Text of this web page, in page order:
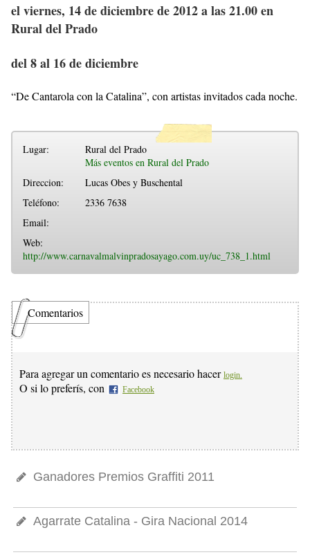
el viernes, 14 de diciembre de 2012 a las 21.00 en
Rural del Prado
del 8 al 16 de diciembre
“De Cantarola con la Catalina”, con artistas invitados cada noche.
Lugar:
Rural del Prado
Más eventos en Rural del Prado
Direccion:
Lucas Obes y Buschental
Teléfono:
2336 7638
Email:
Web:
http://www.carnavalmalvinpradosayago.com.uy/uc_738_1.html
Comentarios
Para agregar un comentario es necesario hacer login.
O si lo preferís, con Facebook
Ganadores Premios Graffiti 2011
Agarrate Catalina - Gira Nacional 2014